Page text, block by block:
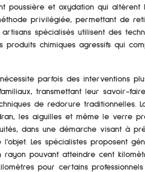
poussière et oxydation qui
privilégiée, permettant de
spécialisés utilisent des
produits chimiques agressifs qui
parfois des interventions
transmettant leur savoir-
de redorure traditionnelles.
les aiguilles et même le verre
dans une démarche visant à
Les spécialistes proposent
rayon pouvant atteindre cent
pour certains